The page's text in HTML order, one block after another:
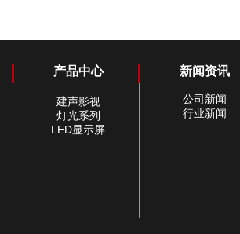
产品中心
建声影视
灯光系列
LED显示屏
新闻资讯
公司新闻
行业新闻